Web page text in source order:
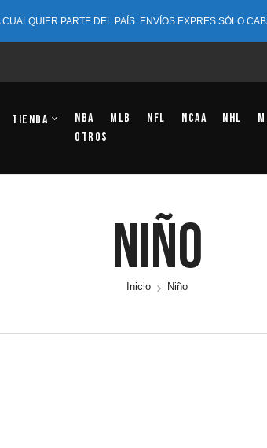
CUALQUIER PARTE DEL PAÍS. ENVÍOS EXPRES SÓLO
Tienda NBA MLB NFL NCAA NHL
OTROS
Niño
Inicio Niño